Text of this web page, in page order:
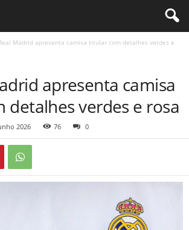
Madrid apresenta camisa titular com detalhes verdes e
apresenta camisa
detalhes verdes e rosa
2026 76 0